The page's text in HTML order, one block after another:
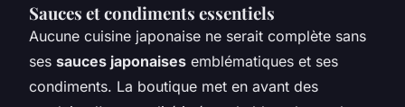
Sauces et condiments essentiels
Aucune cuisine japonaise ne serait complète sans
ses sauces japonaises emblématiques et ses
condiments. La boutique met en avant des